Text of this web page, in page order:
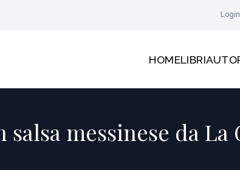
Login
HOMELIBRI
messinese da La